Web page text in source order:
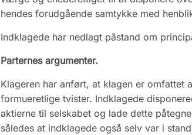
hendes forudgående samtykke med
Indklagede har nedlagt påstand om
Parternes argumenter.
Klageren har anført, at klagen er
formueretlige tvister. Indklagede
aktierne til selskabet og lade dette
således at indklagede også selv var i